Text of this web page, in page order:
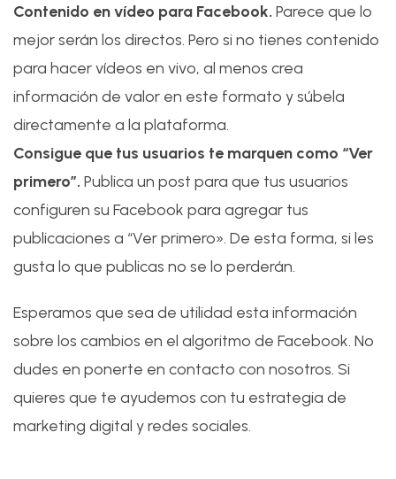
Contenido en vídeo para Facebook. Parece que lo
mejor serán los directos. Pero si no tienes contenido
para hacer vídeos en vivo, al menos crea
información de valor en este formato y súbela
directamente a la plataforma.
Consigue que tus usuarios te marquen como “Ver
primero”. Publica un post para que tus usuarios
configuren su Facebook para agregar tus
publicaciones a “Ver primero». De esta forma, si les
gusta lo que publicas no se lo perderán.
Esperamos que sea de utilidad esta información
sobre los cambios en el algoritmo de Facebook. No
dudes en ponerte en contacto con nosotros. Si
quieres que te ayudemos con tu estrategia de
marketing digital y redes sociales.